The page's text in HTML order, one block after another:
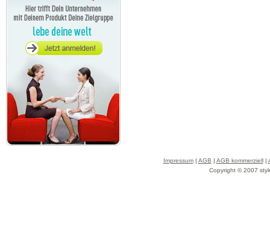
Impressum| AGB | AGB kommerziell|
Copyright © 2007